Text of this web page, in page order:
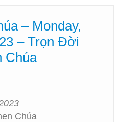
Area
– Monday,
– Trọn Đời
Chúa
Chúa